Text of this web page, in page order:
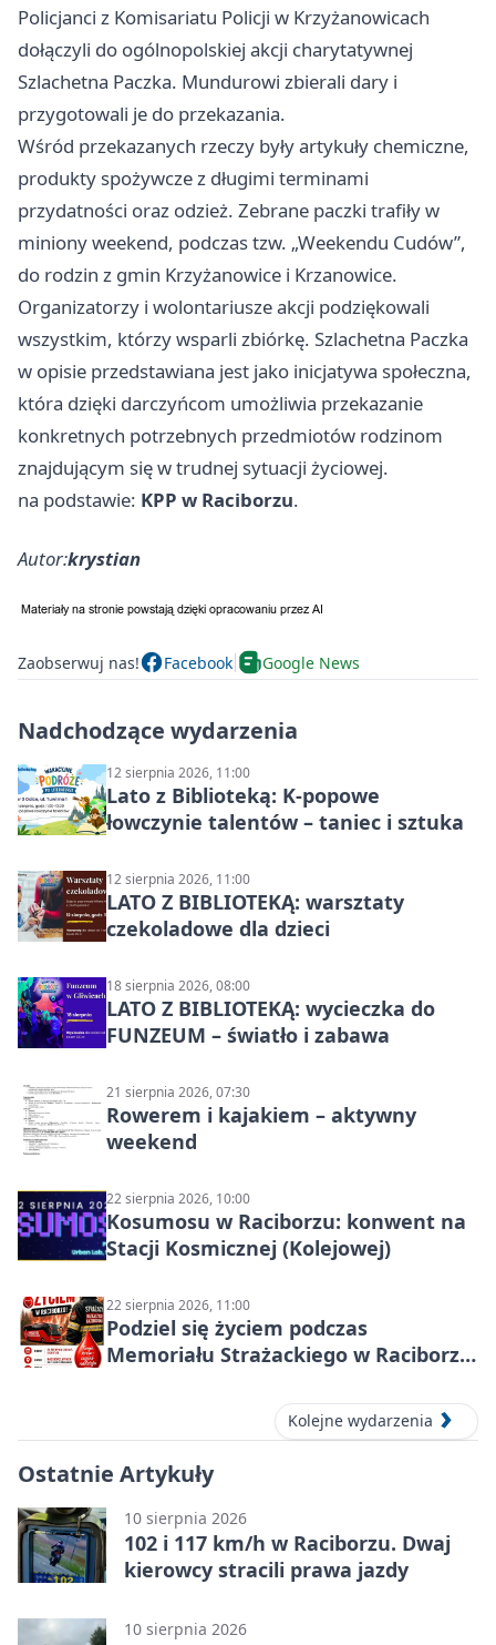
Policjanci z Komisariatu Policji w Krzyżanowicach
dołączyli do ogólnopolskiej akcji charytatywnej
Szlachetna Paczka. Mundurowi zbierali dary i
przygotowali je do przekazania.
Wśród przekazanych rzeczy były artykuły chemiczne,
produkty spożywcze z długimi terminami
przydatności oraz odzież. Zebrane paczki trafiły w
miniony weekend, podczas tzw. „Weekendu Cudów”,
do rodzin z gmin Krzyżanowice i Krzanowice.
Organizatorzy i wolontariusze akcji podziękowali
wszystkim, którzy wsparli zbiórkę. Szlachetna Paczka
w opisie przedstawiana jest jako inicjatywa społeczna,
która dzięki darczyńcom umożliwia przekazanie
konkretnych potrzebnych przedmiotów rodzinom
znajdującym się w trudnej sytuacji życiowej.
na podstawie: KPP w Raciborzu.
Autor:krystian
Zaobserwuj nas! Facebook Google News
Nadchodzące wydarzenia
12 sierpnia 2026, 11:00
Lato z Biblioteką: K-popowe
łowczynie talentów – taniec i sztuka
12 sierpnia 2026, 11:00
LATO Z BIBLIOTEKĄ: warsztaty
czekoladowe dla dzieci
18 sierpnia 2026, 08:00
LATO Z BIBLIOTEKĄ: wycieczka do
FUNZEUM – światło i zabawa
21 sierpnia 2026, 07:30
Rowerem i kajakiem – aktywny
weekend
22 sierpnia 2026, 10:00
Kosumosu w Raciborzu: konwent na
Stacji Kosmicznej (Kolejowej)
22 sierpnia 2026, 11:00
Podziel się życiem podczas
Memoriału Strażackiego w Raciborzu
Kolejne wydarzenia
Ostatnie Artykuły
10 sierpnia 2026
102 i 117 km/h w Raciborzu. Dwaj
kierowcy stracili prawa jazdy
10 sierpnia 2026